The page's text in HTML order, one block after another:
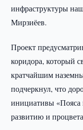
инфраструктуры
Мирзиёев.
Проект
коридора, который
кратчайшим
подчеркнул, что
инициативы «Пояса
развитию и